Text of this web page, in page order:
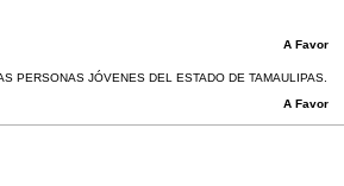
A Favor
PERSONAS JÓVENES DEL ESTADO DE TAMAULIPAS.
A Favor